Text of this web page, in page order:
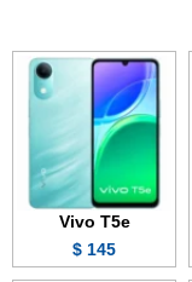
Vivo T5e
145 $